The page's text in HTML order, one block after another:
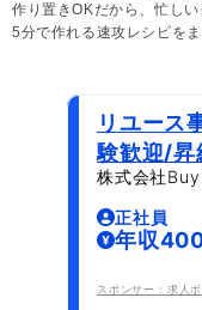
作り置きOKだから、忙し
5分で作れる速攻レシピを
リユース
験歓迎/昇
株式会社
正社員
年収
スポンサー：求人